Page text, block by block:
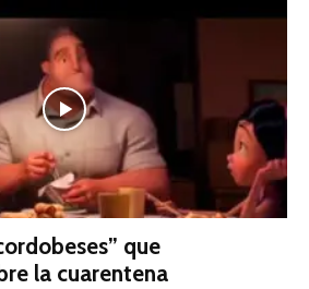
que
la cuarentena